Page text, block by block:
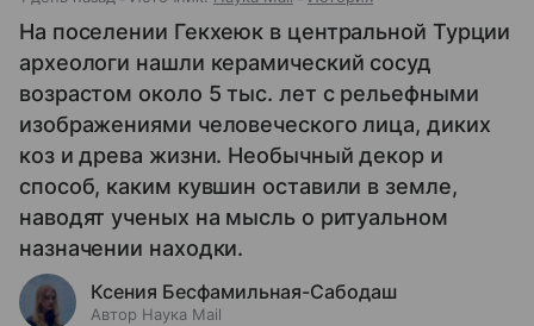
На поселении Гекхеюк в центральной Турции
археологи нашли керамический сосуд
возрастом около 5 тыс. лет с рельефными
изображениями человеческого лица, диких
коз и древа жизни. Необычный декор и
способ, каким кувшин оставили в земле,
наводят ученых на мысль о ритуальном
назначении находки.
Ксения Бесфамильная-Сабодаш
Автор Наука Mail